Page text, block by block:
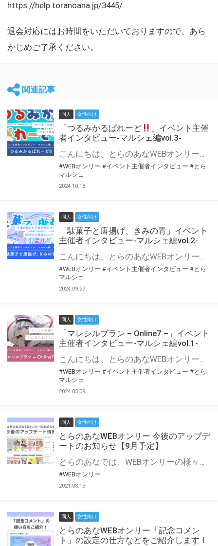
https://help.toranoana.jp/3445/
退会対応にはお時間をいただいておりますので、あら
かじめご了承ください。
関連記事
同人 女性向け
「つるみかるぱれーど
」イベント主催
者インタビュー-マルシェ編vol.3-
こんにちは、とらのあなWEBオンリー運営スタッフです。 新たにお届けする、イベント主催者インタビュー-マルシェ編-は、 とらのあなWEBオンリー「マルシェ」をご利用した主催様に 「マルシェ」を使って開催した感想や心がけをお聞きする企画です。 今回は、WEBオンリー初開催「つるみかるぱれーど
#WEBオンリー #イベント主催者インタビュー #とら
マルシェ
2024.10.18
同人 女性向け
「駄菓子と唐揚げ、きみの青」イベント
主催者インタビュー-マルシェ編vol.2-
こんにちは、とらのあなWEBオンリー運営スタッフです。 新たにお届けする、イベント主催者インタビュー-マルシェ編-は、 とらのあなWEBオンリー「マルシェ」をご利用の主催様に 「マルシェ」を使ってイベントを開催した感想や心がけをお聞きする企画です。 今回は、WEBオンリー初開催「駄菓子と唐揚げ、きみの青」より、 主催のぎこ六屋様にお話を伺いました。 協力：ぎこ六屋様／イベント公式Twitter（@krkgwks） とらのあなWEBオンリー「マルシェ」とは？ WEBオンリーでリアルタイムでコミュニケーションがとれるオンライン会場です。
#WEBオンリー #イベント主催者インタビュー #とら
マルシェ
2024.09.27
同人 女性向け
「マレシルプラン – Online7 –」イベント
主催者インタビュー-マルシェ編vol.1-
こんにちは、とらのあなWEBオンリー運営スタッフです。 新たにお届けする、イベント主催者インタビュー-マルシェ編-は、 とらのあなWEBオンリー「マルシェ」をご利用した主催様に 「マルシェ」を使って開催した感想や心がけをお聞きする企画です。 今回は、WEBオンリー開催7回目迎えた「マレシルプラン – Online7 –」より、 主催の玉川うた様にお話を伺いました。 ▼マレシルプランのインタビュー前回記事 「イベント主催者インタビュー vol.6」はこちら 協力：玉川うた様（マレシルプラン実行委員会 代表）／イベント公式Twitter（@mallesil_plan） とらのあなWEBオンリー「マルシェ」とは？ WEBオンリーでリアルタイムでコミュニケーションがとれるオンライン会場です。
#WEBオンリー #イベント主催者インタビュー #とら
マルシェ
2024.05.09
同人 女性向け
とらのあなWEBオンリー 今後のアップデ
ートのお知らせ【9月予定】
とらのあなでは、WEBオンリーの様々な支援を実施しています。 今回は2021年9月に実装を予定しているアップデート情報についてご紹介いたします。 とらのあなWEBオンリーサイトはこちら
#WEBオンリー
2021.08.13
同人 女性向け
とらのあなWEBオンリー「記念コメン
ト」の設定の仕方などをご紹介します！